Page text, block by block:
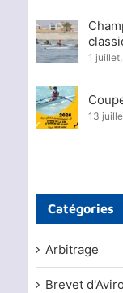
1
13
Catégories
Arbitrage
Brevet